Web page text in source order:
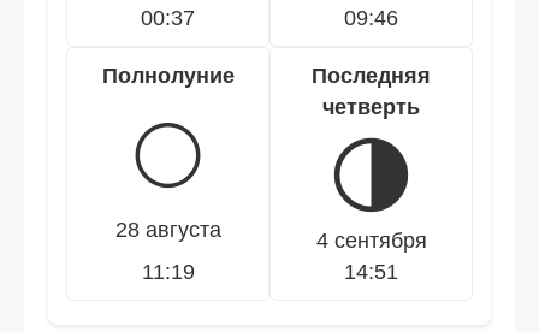
00:37
09:46
Полнолуние
🌕
28 августа
11:19
Последняя
четверть
🌗
4 сентября
14:51